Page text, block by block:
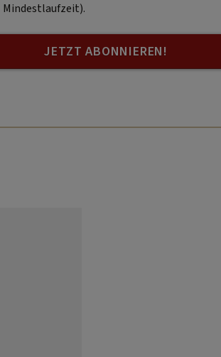
Mindestlaufzeit).
JETZT ABONNIEREN!